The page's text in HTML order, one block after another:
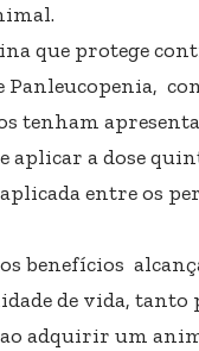
que protege
Panleucopenia,
tenham
aplicar a dose
entre os
benefícios
de vida, tanto
ao adquirir um